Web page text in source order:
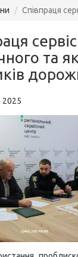
Співпраця
та
2025